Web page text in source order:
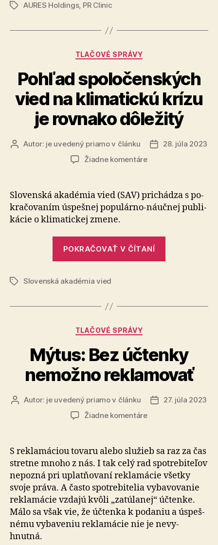
stabilizovať“
ZnačkyAURES Holdings, PR Clinic
Kategórie
TLAČOVÉ SPRÁVY
Pohľad spoločenských
vied na klimatickú krízu
je rovnako dôležitý
AutorAutor: je uvedený priamo v článku
Dátum
28. júla 2023
Žiadne komentárena
vied
na
klimatickú
rovnako
Slovenská akadémia vied (SAV) prichádza s po­
kra­čo­va­ním úspešnej po­pu­lár­no-náučnej pub­li­
kácie o kli­ma­tickej zmene.
POKRAČOVAŤ V ČÍTANÍ
krízu
dôležitý“
ZnačkySlovenská akadémia vied
Kategórie
TLAČOVÉ SPRÁVY
Mýtus: Bez účtenky
nemožno reklamovať
AutorAutor: je uvedený priamo v článku
Dátum
27. júla 2023
Žiadne komentárena
účtenky
nemožno
reklamovať
S reklamáciou tovaru alebo služieb sa raz za čas
stretne mnoho z nás. I tak celý rad spo­tre­bi­te­ľov
ne­pozná pri up­lat­ňo­vaní rekla­mácie všetky
svoje práva. A často spo­tre­bi­telia vy­ba­vo­vanie
rekla­mácie vzdajú kvôli „zatúlanej“ účtenke.
Málo sa však vie, že účtenka k po­da­niu a ús­peš­
nému vy­ba­veniu rekla­mácie nie je ne­vy­
hnutná.